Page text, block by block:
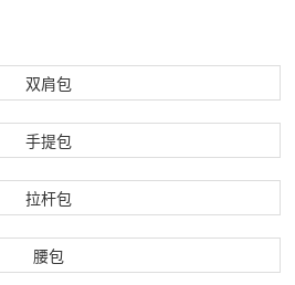
双肩包
手提包
拉杆包
腰包